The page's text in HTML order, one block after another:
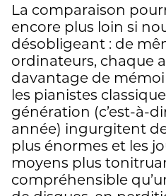
La comparaison
encore plus loin si
désobligeant : de
ordinateurs, chaque
davantage de
les pianistes
génération (c’est-à-
année) ingurgitent
plus énormes et les
moyens plus
compréhensible